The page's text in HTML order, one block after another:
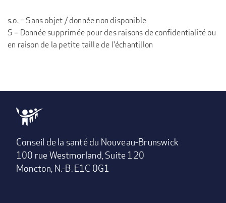
s.o. = Sans objet / donnée non disponible
S = Donnée supprimée pour des raisons de confidentialité ou
en raison de la petite taille de l'échantillon
Conseil de la santé du Nouveau-Brunswick
100 rue Westmorland, Suite 120
Moncton, N.-B. E1C 0G1